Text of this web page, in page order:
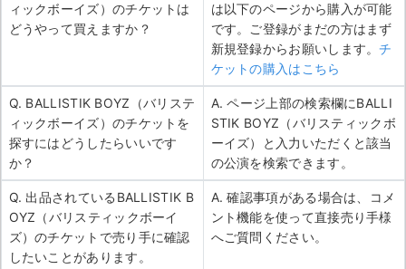
ィックボーイズ）のチケットは
どうやって買えますか？
は以下のページから購入が可能
です。ご登録がまだの方はまず
新規登録からお願いします。チ
ケットの購入はこちら
Q. BALLISTIK BOYZ（バリステ
ィックボーイズ）のチケットを
探すにはどうしたらいいです
か？
A. ページ上部の検索欄にBALLI
STIK BOYZ（バリスティックボ
ーイズ）と入力いただくと該当
の公演を検索できます。
Q. 出品されているBALLISTIK B
OYZ（バリスティックボーイ
ズ）のチケットで売り手に確認
したいことがあります。
A. 確認事項がある場合は、コメ
ント機能を使って直接売り手様
へご質問ください。